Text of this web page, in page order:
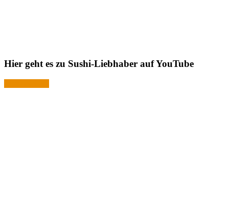
Hier geht es zu Sushi-Liebhaber auf YouTube